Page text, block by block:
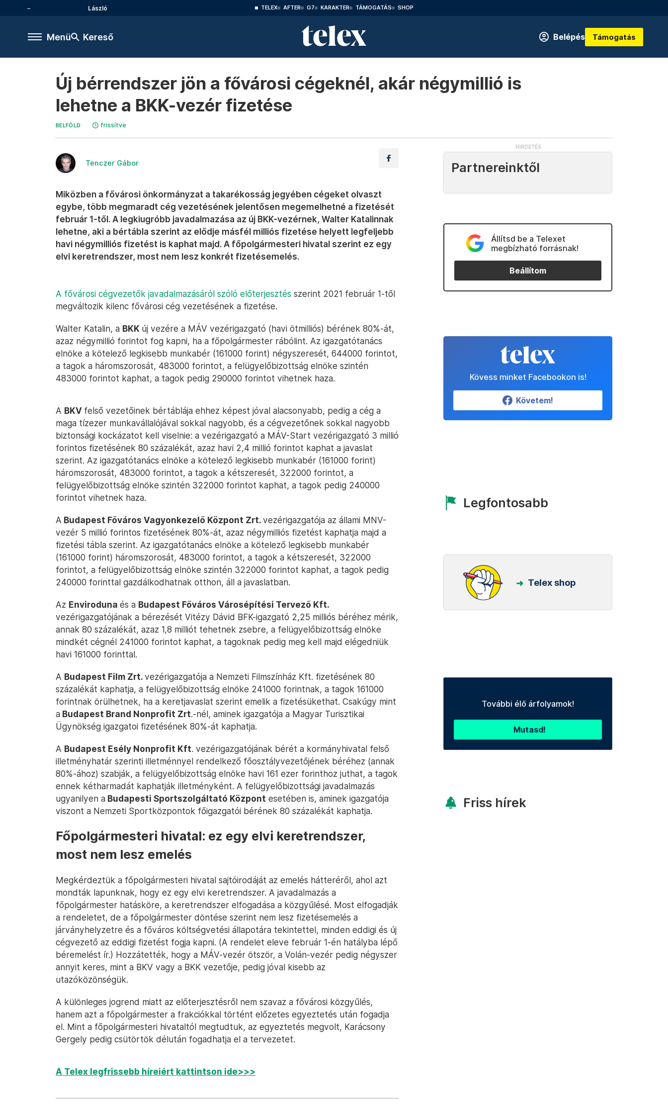
László TELEX AFTER G7 KARAKTER TÁMOGATÁS SHOP
Menü Kereső Belépés Támogatás
Új bérrendszer jön a fővárosi cégeknél, akár négymillió is
lehetne a BKK-vezér fizetése
BELFÖLD frissítve
Tenczer Gábor
Miközben a fővárosi önkormányzat a takarékosság jegyében cégeket olvaszt
egybe, több megmaradt cég vezetésének jelentősen megemelhetné a fizetését
február 1-től. A legkiugróbb javadalmazása az új BKK-vezérnek, Walter Katalinnak
lehetne, aki a bértábla szerint az elődje másfél milliós fizetése helyett legfeljebb
havi négymilliós fizetést is kaphat majd. A főpolgármesteri hivatal szerint ez egy
elvi keretrendszer, most nem lesz konkrét fizetésemelés.
A fővárosi cégvezetők javadalmazásáról szóló előterjesztés szerint 2021 február 1-től
megváltozik kilenc fővárosi cég vezetésének a fizetése.
Walter Katalin, a BKK új vezére a MÁV vezérigazgató (havi ötmilliós) bérének 80%-át,
azaz négymillió forintot fog kapni, ha a főpolgármester rábólint. Az igazgatótanács
elnöke a kötelező legkisebb munkabér (161000 forint) négyszeresét, 644000 forintot,
a tagok a háromszorosát, 483000 forintot, a felügyelőbizottság elnöke szintén
483000 forintot kaphat, a tagok pedig 290000 forintot vihetnek haza.
A BKV felső vezetőinek bértáblája ehhez képest jóval alacsonyabb, pedig a cég a
maga tízezer munkavállalójával sokkal nagyobb, és a cégvezetőnek sokkal nagyobb
biztonsági kockázatot kell viselnie: a vezérigazgató a MÁV-Start vezérigazgató 3 millió
forintos fizetésének 80 százalékát, azaz havi 2,4 millió forintot kaphat a javaslat
szerint. Az igazgatótanács elnöke a kötelező legkisebb munkabér (161000 forint)
háromszorosát, 483000 forintot, a tagok a kétszeresét, 322000 forintot, a
felügyelőbizottság elnöke szintén 322000 forintot kaphat, a tagok pedig 240000
forintot vihetnek haza.
A Budapest Főváros Vagyonkezelő Központ Zrt.vezérigazgatója az állami MNV-
vezér 5 millió forintos fizetésének 80%-át, azaz négymilliós fizetést kaphatja majd a
fizetési tábla szerint. Az igazgatótanács elnöke a kötelező legkisebb munkabér
(161000 forint) háromszorosát, 483000 forintot, a tagok a kétszeresét, 322000
forintot, a felügyelőbizottság elnöke szintén 322000 forintot kaphat, a tagok pedig
240000 forinttal gazdálkodhatnak otthon, áll a javaslatban.
Az Enviroduna és a Budapest Főváros Városépítési Tervező Kft.
vezérigazgatójának a bérezését Vitézy Dávid BFK-igazgató 2,25 milliós béréhez mérik,
annak 80 százalékát, azaz 1,8 milliót tehetnek zsebre, a felügyelőbizottság elnöke
mindkét cégnél 241000 forintot kaphat, a tagoknak pedig meg kell majd elégedniük
havi 161000 forinttal.
A Budapest Film Zrt.vezérigazgatója a Nemzeti Filmszínház Kft. fizetésének 80
százalékát kaphatja, a felügyelőbizottság elnöke 241000 forintnak, a tagok 161000
forintnak örülhetnek, ha a keretjavaslat szerint emelik a fizetésükethat. Csakúgy mint
a Budapest Brand Nonprofit Zrt.-nél, aminek igazgatója a Magyar Turisztikai
Ügynökség igazgatoi fizetésének 80%-át kaphatja.
A Budapest Esély Nonprofit Kft. vezérigazgatójának bérét a kormányhivatal felső
illetményhatár szerinti illetménnyel rendelkező főosztályvezetőjének béréhez (annak
80%-ához) szabják, a felügyelőbizottság elnöke havi 161 ezer forinthoz juthat, a tagok
ennek kétharmadát kaphatják illetményként. A felügyelőbizottsági javadalmazás
ugyanilyen a Budapesti Sportszolgáltató Központ esetében is, aminek igazgatója
viszont a Nemzeti Sportközpontok főigazgatói bérének 80 százalékát kaphatja.
Főpolgármesteri hivatal: ez egy elvi keretrendszer,
most nem lesz emelés
Megkérdeztük a főpolgármesteri hivatal sajtóirodáját az emelés hátteréről, ahol azt
mondták lapunknak, hogy ez egy elvi keretrendszer. A javadalmazás a
főpolgármester hatásköre, a keretrendszer elfogadása a közgyűlésé. Most elfogadják
a rendeletet, de a főpolgármester döntése szerint nem lesz fizetésemelés a
járványhelyzetre és a főváros költségvetési állapotára tekintettel, minden eddigi és új
cégvezető az eddigi fizetést fogja kapni. (A rendelet eleve február 1-én hatályba lépő
béremelést ír.) Hozzátették, hogy a MÁV-vezér ötször, a Volán-vezér pedig négyszer
annyit keres, mint a BKV vagy a BKK vezetője, pedig jóval kisebb az
utazóközönségük.
A különleges jogrend miatt az előterjesztésről nem szavaz a fővárosi közgyűlés,
hanem azt a főpolgármester a frakciókkal történt előzetes egyeztetés után fogadja
el. Mint a főpolgármesteri hivataltól megtudtuk, az egyeztetés megvolt, Karácsony
Gergely pedig csütörtök délután fogadhatja el a tervezetet.
A Telex legfrissebb híreiért kattintson ide>>>
Partnereinktől
Állítsd be a Telexet
megbízható forrásnak!
Beállítom
Kövess minket Facebookon is!
Követem!
Legfontosabb
Telex shop
További élő árfolyamok!
Mutasd!
Friss hírek